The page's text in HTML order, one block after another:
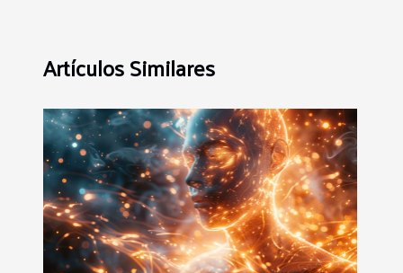
Artículos Similares